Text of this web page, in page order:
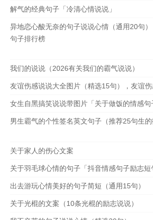
解气的经典句子「冷清心情说说」
异地恋心酸无奈的句子说说心情（通用20句
句子排行榜
我们的说说（2026有关我们的霸气说说）
友谊伤感说说大全图片（精选15句），友谊
女生自黑搞笑说说带图片「关于做饭的情感句
男生霸气的个性签名英文句子（推荐25句生的
关于家人的伤心文案
关于羽毛球心情的句子「抖音情感句子励志短
出去游玩心情美好的句子简短（通用15句）
关于光棍的文案（10条光棍的励志说说）